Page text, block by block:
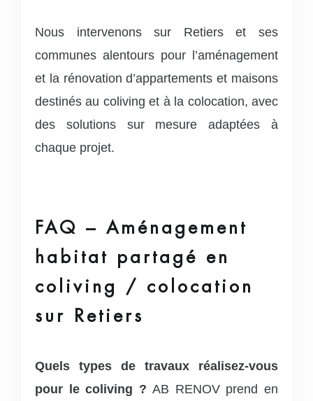
Nous intervenons sur Retiers et ses
communes alentours pour l’aménagement
et la rénovation d’appartements et maisons
destinés au coliving et à la colocation, avec
des solutions sur mesure adaptées à
chaque projet.
FAQ – Aménagement
habitat partagé en
coliving / colocation
sur Retiers
Quels types de travaux réalisez-vous
pour le coliving ? AB RENOV prend en